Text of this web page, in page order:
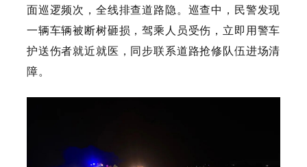
面巡逻频次，全线排查道路隐。巡查中，民警发现
一辆车辆被断树砸损，驾乘人员受伤，立即用警车
护送伤者就近就医，同步联系道路抢修队伍进场清
障。